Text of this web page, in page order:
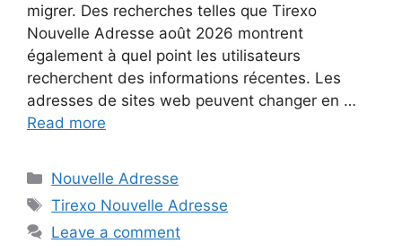
migrer. Des recherches telles que Tirexo
Nouvelle Adresse août 2026 montrent
également à quel point les utilisateurs
recherchent des informations récentes. Les
adresses de sites web peuvent changer en …
Read more
Nouvelle Adresse
Tirexo Nouvelle Adresse
Leave a comment